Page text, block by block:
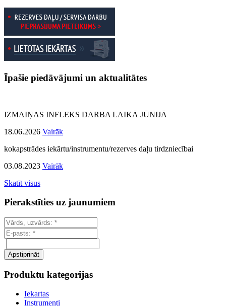
Īpašie piedāvājumi un aktualitātes
IZMAIŅAS INFLEKS DARBA LAIKĀ JŪNIJĀ
18.06.2026 Vairāk
kokapstrādes iekārtu/instrumentu/rezerves daļu tirdzniecībai
03.08.2023 Vairāk
Skatīt visus
Pierakstīties uz jaunumiem
Produktu kategorijas
Iekartas
Instrumenti